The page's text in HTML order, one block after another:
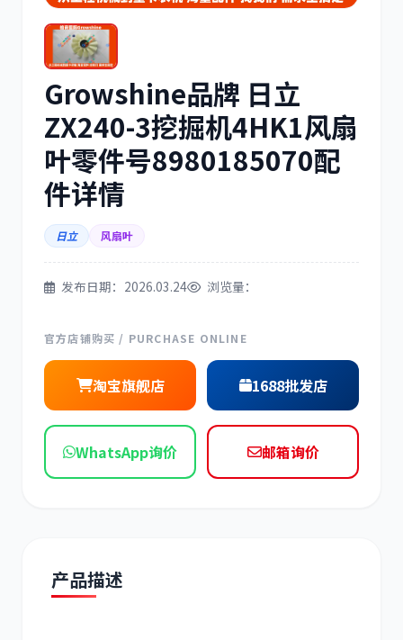
日立 久保田
三菱 博世
洋马 住友
神钢 日野
Growshine品牌 日立
ZX240-3挖掘机4HK1风扇
叶零件号8980185070配
件详情
日立 风扇叶
发布日期：2026.03.24 浏览量：
官方店铺购买 / PURCHASE ONLINE
淘宝旗舰店 1688批发店
WhatsApp询价 邮箱询价
产品描述